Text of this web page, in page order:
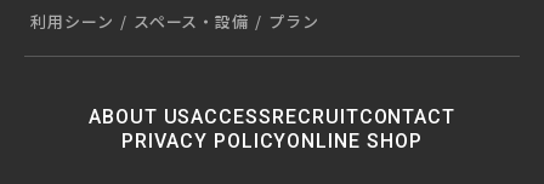
利用シーン スペース・設備 プラン
ABOUT USACCESSRECRUITCONTACT
PRIVACY POLICYONLINE SHOP